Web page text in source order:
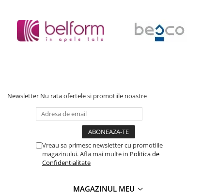
Accesorii toaleta
Sifoane, ventile si racorduri
Sifoane si ventile lavoar
Sifoane si ventile cada
Sifoane si ventile cadita dus
Sifoane pardoseala si terasa
Baterii cu dus extractabil
Newsletter Nu rata ofertele si promotiile noastre
Vreau sa primesc newsletter cu promotiile
magazinului. Afla mai multe in Politica de
Confidentialitate
MAGAZINUL MEU